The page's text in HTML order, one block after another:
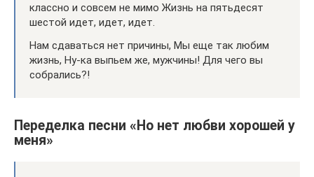
классно и совсем не мимо Жизнь на пятьдесят
шестой идет, идет, идет.
Нам сдаваться нет причины, Мы еще так любим
жизнь, Ну-ка выпьем же, мужчины! Для чего вы
собрались?!
Переделка песни «Но нет любви хорошей у
меня»